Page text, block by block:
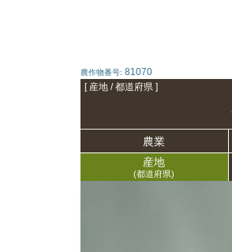
農作物番号: 81070
[ 産地 / 都道府県 ]
農業
産地
(都道府県)